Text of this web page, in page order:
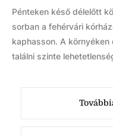
Pénteken késő délelőtt
sorban a fehérvári
kaphasson. A
találni szinte